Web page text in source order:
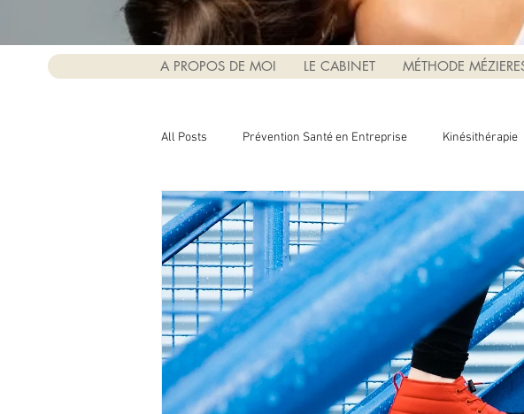
A PROPOS DE MOI LE CABINET MÉTHODE
All Posts Prévention Santé en Entreprise Kinésithérapie